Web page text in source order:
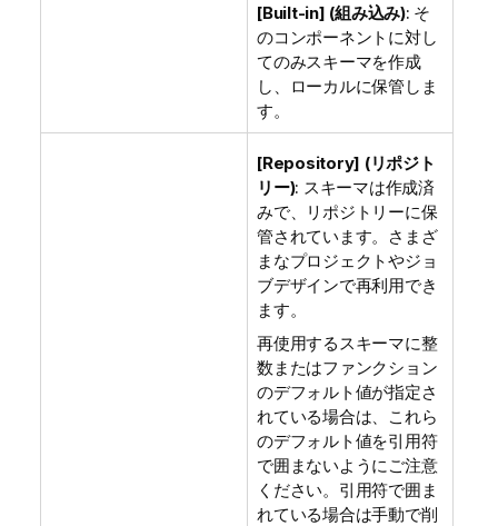
[Built-in] (組み込み): そ
のコンポーネントに対し
てのみスキーマを作成
し、ローカルに保管しま
す。
[Repository] (リポジト
リー): スキーマは作成済
みで、リポジトリーに保
管されています。さまざ
まなプロジェクトやジョ
ブデザインで再利用でき
ます。
再使用するスキーマに整
数またはファンクション
のデフォルト値が指定さ
れている場合は、これら
のデフォルト値を引用符
で囲まないようにご注意
ください。引用符で囲ま
れている場合は手動で削